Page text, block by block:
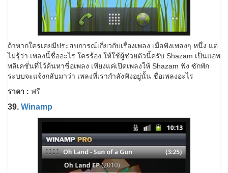
ถ้าหากใครเคยมีประสบการณ์เกี่ยวกับเรื่องเพลง เมื่อฟังเพลงๆ หนึ่ง แต่
ไม่รุ้ว่า เพลงนี้ชื่ออะไร ใครร้อง ให้ใช้ผู้ช่วยตัวนี้ครับ Shazam เป็นแอพ
พลิเคชั่นที่ไว้ค้นหาชื่อเพลง เพียงแค่เปิดเพลงให้ Shazam ฟัง ซักพัก
ระบบจะแจ้งกลับมาว่า เพลงที่เรากำลังฟังอยู่นั้น ชื่อเพลงอะไร
ราคา : ฟรี
39. Winamp